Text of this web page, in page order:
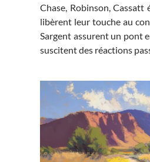
Chase, Robinson,
libèrent leur touche au
Sargent assurent un pont
suscitent des réactions